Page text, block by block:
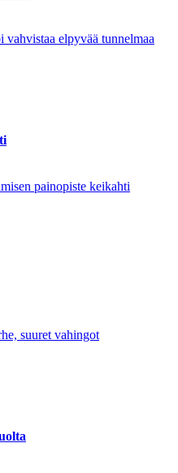
elpyvää tunnelmaa
painopiste keikahti
suuret vahingot